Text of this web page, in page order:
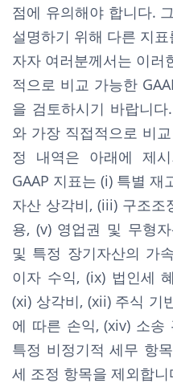
점에 유의해야 합니다.
설명하기 위해 다른 지
자자 여러분께서는 이러
적으로 비교 가능한
을 검토하시기 바랍니
와 가장 직접적으로 비
정 내역은 아래에 제
GAAP 지표는 (i) 특별 재
자산 상각비, (iii) 구조조
용, (v) 영업권 및 무형
및 특정 장기자산의 가
이자 수익, (ix) 법인세
(xi) 상각비, (xii) 주식 기
에 따른 손익, (xiv) 소송
특정 비정기적 세무 항
세 조정 항목을 제외합니